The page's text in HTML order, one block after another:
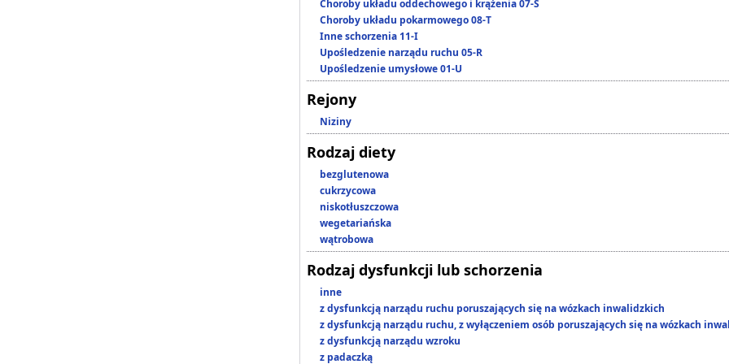
Choroby układu oddechowego i krążenia 07-S
Choroby układu pokarmowego 08-T
Inne schorzenia 11-I
Upośledzenie narządu ruchu 05-R
Upośledzenie umysłowe 01-U
Rejony
Niziny
Rodzaj diety
bezglutenowa
cukrzycowa
niskotłuszczowa
wegetariańska
wątrobowa
Rodzaj dysfunkcji lub schorzenia
inne
z dysfunkcją narządu ruchu poruszających się na wózkach inwalidzkich
z dysfunkcją narządu ruchu, z wyłączeniem osób poruszających się na wózkach
z dysfunkcją narządu wzroku
z padaczką